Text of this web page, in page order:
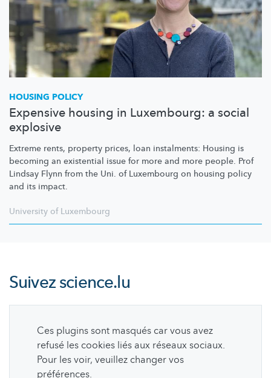
HOUSING POLICY
Expensive housing in Luxembourg: a social
explosive
Extreme rents, property prices, loan instalments: Housing is
becoming an existential issue for more and more people. Prof
Lindsay Flynn from the Uni. of Luxembourg on housing policy
and its impact.
University of Luxembourg
Suivezscience.lu
Ces plugins sont masqués car vous avez
refusé les cookies liés aux réseaux sociaux.
Pour les voir, veuillez changer vos
préférences.